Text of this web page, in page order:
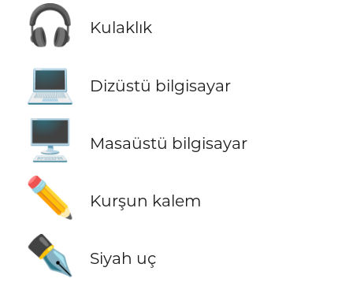
🎧 Kulaklık
💻 Dizüstü bilgisayar
🖥️ Masaüstü bilgisayar
✏️ Kurşun kalem
✒️ Siyah uç